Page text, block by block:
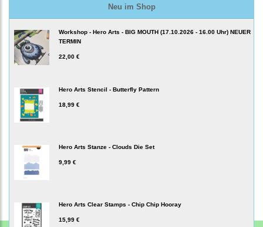
Neu im Shop
Workshop - Hero Arts - BIG MOUTH (17.10.2026 - 16.00 Uhr) NEUER
TERMIN
22,00 €
Hero Arts Stencil - Butterfly Pattern
18,99 €
Hero Arts Stanze - Clouds Die Set
9,99 €
Hero Arts Clear Stamps - Chip Chip Hooray
15,99 €